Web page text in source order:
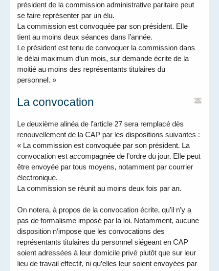
président de la commission administrative paritaire peut
se faire représenter par un élu.
La commission est convoquée par son président. Elle
tient au moins deux séances dans l’année.
Le président est tenu de convoquer la commission dans
le délai maximum d’un mois, sur demande écrite de la
moitié au moins des représentants titulaires du
personnel. »
La convocation
Le deuxième alinéa de l’article 27 sera remplacé dès
renouvellement de la CAP par les dispositions suivantes :
« La commission est convoquée par son président. La
convocation est accompagnée de l’ordre du jour. Elle peut
être envoyée par tous moyens, notamment par courrier
électronique.
La commission se réunit au moins deux fois par an.
On notera, à propos de la convocation écrite, qu’il n’y a
pas de formalisme imposé par la loi. Notamment, aucune
disposition n’impose que les convocations des
représentants titulaires du personnel siégeant en CAP
soient adressées à leur domicile privé plutôt que sur leur
lieu de travail effectif, ni qu’elles leur soient envoyées par